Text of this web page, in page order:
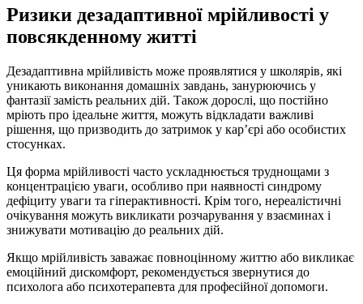
Ризики дезадаптивної мрійливості у
повсякденному житті
Дезадаптивна мрійливість може проявлятися у школярів, які
уникають виконання домашніх завдань, занурюючись у
фантазії замість реальних дій. Також дорослі, що постійно
мріють про ідеальне життя, можуть відкладати важливі
рішення, що призводить до затримок у кар’єрі або особистих
стосунках.
Ця форма мрійливості часто ускладнюється труднощами з
концентрацією уваги, особливо при наявності синдрому
дефіциту уваги та гіперактивності. Крім того, нереалістичні
очікування можуть викликати розчарування у взаєминах і
знижувати мотивацію до реальних дій.
Якщо мрійливість заважає повноцінному життю або викликає
емоційний дискомфорт, рекомендується звернутися до
психолога або психотерапевта для професійної допомоги.